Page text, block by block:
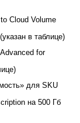
Cloud Volume
в таблице)
for
для SKU
на 500 Гб